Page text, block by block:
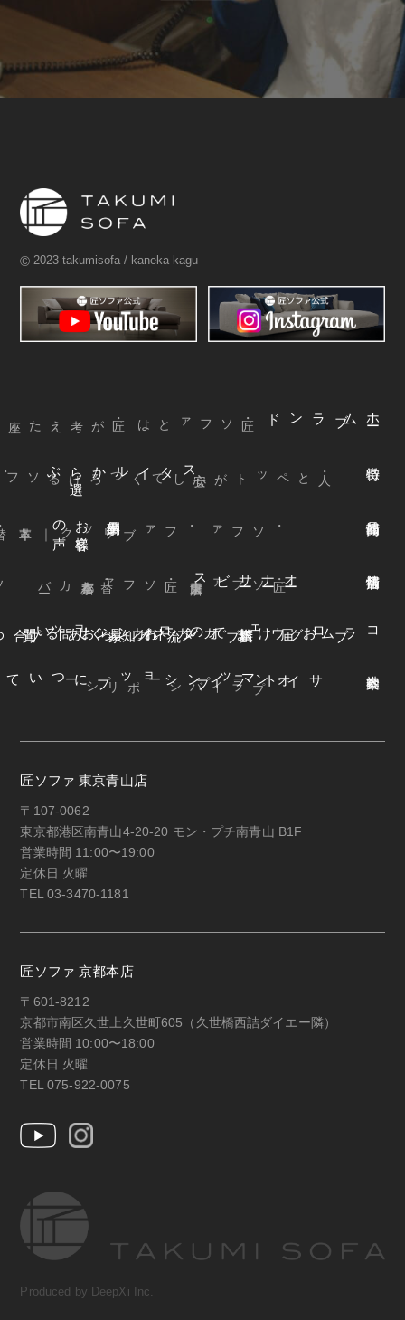
© 2023 takumisofa / kaneka kagu
ホ
ー
ム
ブランド
・匠ソファとは
スタイルから
選
ぶ
・ソファ
お客様の
声
オーナーサー
ビス
ー
コラム
ブログ
お届けまでの流れ
ウェブカタログ
オンラインショップ お知らせ
オンラインショップについて
匠ソファ 東京青山店
〒107-0062
東京都港区南青山4-20-20 モン・プチ南青山 B1F
営業時間 11:00〜19:00
定休日 火曜
TEL 03-3470-1181
匠ソファ 京都本店
〒601-8212
京都市南区久世上久世町605（久世橋西詰ダイエー隣）
営業時間 10:00〜18:00
定休日 火曜
TEL 075-922-0075
Produced by DeepXi Inc.